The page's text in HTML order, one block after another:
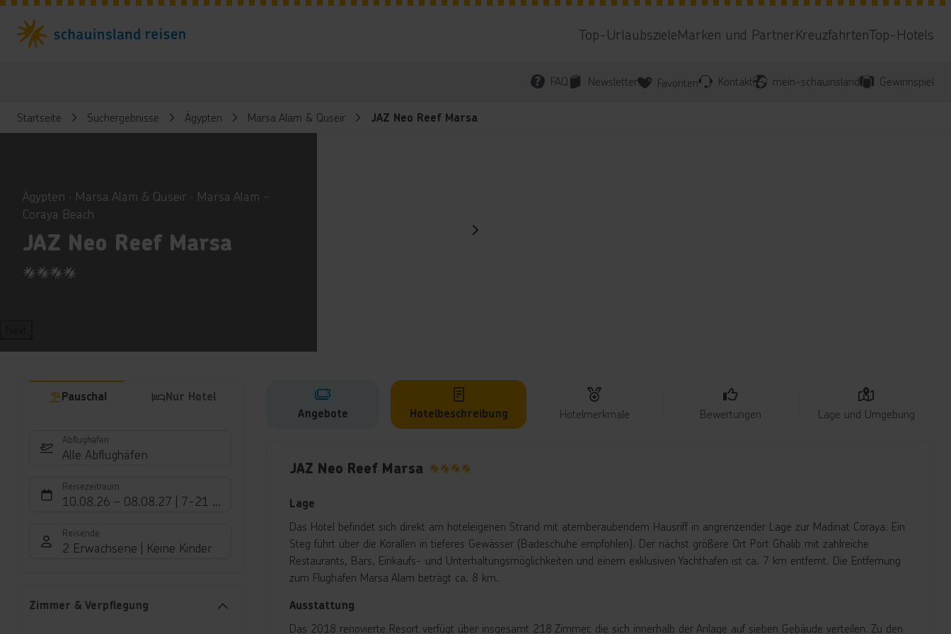
Top-UrlaubszieleMarken und PartnerKreuzfahrtenTop-Hotels
FAQ Newsletter Favoriten Kontakt mein-schauinsland Gewinnspiel
Startseite Suchergebnisse Ägypten Marsa Alam & Quseir JAZ Neo Reef Marsa
Ägypten ∙ Marsa Alam & Quseir ∙ Marsa Alam -
Coraya Beach
JAZ Neo Reef Marsa
4
Pauschal Nur Hotel
Abflughafen
Alle Abflughäfen
Reisezeitraum
10.08.26 – 08.08.27 7-21 Nächte
Reisende
2 Erwachsene Keine Kinder
Zimmer & Verpflegung
Angebote Hotelbeschreibung Hotelmerkmale Bewertungen Lage und Umgebung
JAZ Neo Reef Marsa
Lage
Das Hotel befindet sich direkt am hoteleigenen Strand mit atemberaubendem Hausriff in angrenzender Lage zur Madinat Coraya. Ein
Steg führt über die Korallen in tieferes Gewässer (Badeschuhe empfohlen). Der nächst größere Ort Port Ghalib mit zahlreiche
Restaurants, Bars, Einkaufs- und Unterhaltungsmöglichkeiten und einem exklusiven Yachthafen ist ca. 7 km entfernt. Die Entfernung
zum Flughafen Marsa Alam beträgt ca. 8 km.
Ausstattung
Das 2018 renovierte Resort verfügt über insgesamt 218 Zimmer, die sich innerhalb der Anlage auf sieben Gebäude verteilen. Zu den